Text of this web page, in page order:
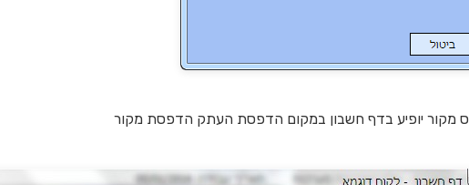
מקור יופיע בדף חשבון במקום הדפסת העתק הדפסת מקור